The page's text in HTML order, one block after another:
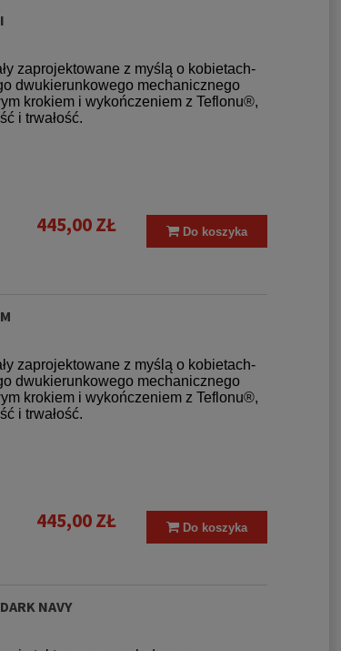
zaprojektowane z myślą o kobietach-
dwukierunkowego mechanicznego
krokiem i wykończeniem z Teflonu®,
i trwałość.
445,00 ZŁ Do koszyka
zaprojektowane z myślą o kobietach-
dwukierunkowego mechanicznego
krokiem i wykończeniem z Teflonu®,
i trwałość.
445,00 ZŁ Do koszyka
NAVY